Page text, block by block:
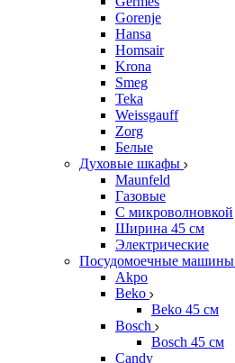
Gorenje
Hansa
Homsair
Krona
Smeg
Teka
Weissgauff
Zorg
Белые
Духовые шкафы
Maunfeld
Газовые
С микроволновкой
Ширина 45 см
Электрические
Посудомоечные машины
Akpo
Beko
Beko 45 см
Bosch
Bosch 45 см
Candy